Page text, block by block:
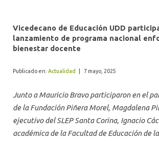
ALUMNI
Vicedecano de Educación UDD
lanzamiento de programa nacional
bienestar docente
Publicado en: Actualidad 7 mayo, 2025
Junto a Mauricio Bravo participaron en el
de la Fundación Piñera Morel, Magdalena
ejecutivo del SLEP Santa Corina, Ignacio
académica de la Facultad de Educación de